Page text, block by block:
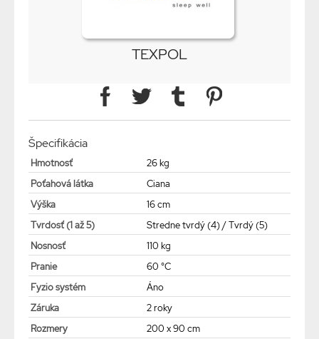
TEXPOL
Špecifikácia
Hmotnosť
26 kg
Poťahová látka
Ciana
Výška
16 cm
Tvrdosť (1 až 5)
Stredne tvrdý (4) / Tvrdý (5)
Nosnosť
110 kg
Pranie
60 °C
Fyzio systém
Áno
Záruka
2 roky
Rozmery
200 x 90 cm